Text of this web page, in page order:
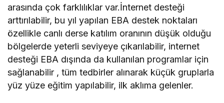
arasında çok farklılıklar var.İnternet desteği
arttırılabilir, bu yıl yapılan EBA destek noktaları
özellikle canlı derse katılım oranının düşük olduğu
bölgelerde yeterli seviyeye çıkarılabilir, internet
desteği EBA dışında da kullanılan programlar için
sağlanabilir , tüm tedbirler alınarak küçük gruplarla
yüz yüze eğitim yapılabilir, ilk aklıma gelenler.